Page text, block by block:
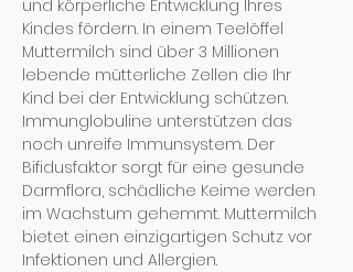
und körperliche Entwicklung Ihres
Kindes fördern. In einem Teelöffel
Muttermilch sind über 3 Millionen
lebende mütterliche Zellen die Ihr
Kind bei der Entwicklung schützen.
Immunglobuline unterstützen das
noch unreife Immunsystem. Der
Bifidusfaktor sorgt für eine gesunde
Darmflora, schädliche Keime werden
im Wachstum gehemmt. Muttermilch
bietet einen einzigartigen Schutz vor
Infektionen und Allergien.